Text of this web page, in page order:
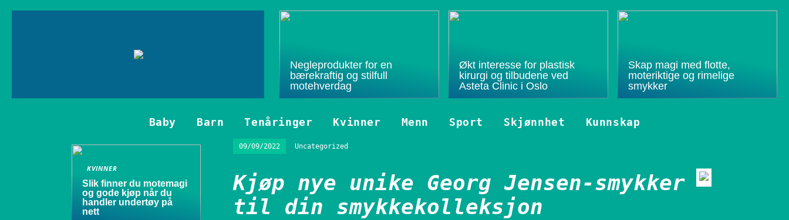
Negleprodukter for en
bærekraftig og stilfull
motehverdag
Økt interesse for plastisk
kirurgi og tilbudene ved
Asteta Clinic i Oslo
Skap magi med flotte,
moteriktige og rimelige
smykker
Baby Barn Tenåringer Kvinner Menn Sport Skjønnhet Kunnskap
09/09/2022 Uncategorized
Kjøp nye unike Georg Jensen-smykker
til din smykkekolleksjon
KVINNER
Slik finner du motemagi
og gode kjøp når du
handler undertøy på
nett